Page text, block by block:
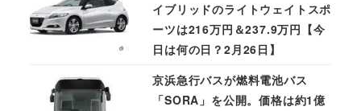
イブリッドのライトウェイトスポ
ーツは216万円＆237.9万円【今
日は何の日？2月26日】
京浜急行バスが燃料電池バス
「SORA」を公開。価格は約1億